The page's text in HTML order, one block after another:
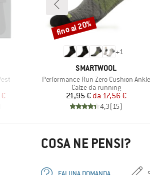
+1
MARCHIO
SMARTWOOL
Articolo
Performance Run Zero Cushion Ankle
Gruppo di prodotti
Calze da running
Prezzo
21,95 € Prezzo ridotto
da 17,56 €
4,3(15)
Sconto
fino al 20%
COSA NE PENSI?